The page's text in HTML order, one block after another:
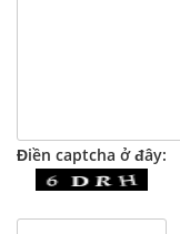
Điền captcha ở đây: